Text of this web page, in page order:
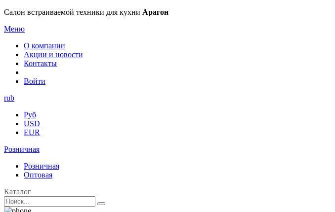
Салон встраиваемой техники для кухни Арагон
Меню
О компании
Акции и новости
Контакты
Войти
rub
Руб
USD
EUR
Розничная
Розничная
Оптовая
Каталог